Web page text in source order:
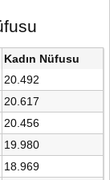
Kadın Nüfusu
20.492
20.617
20.456
19.980
18.969